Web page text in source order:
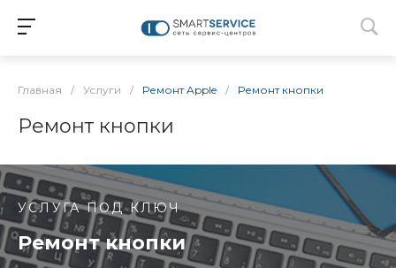
Главная / Услуги / Ремонт Apple / Ремонт кнопки
Ремонт кнопки
УСЛУГА ПОД КЛЮЧ
Ремонт кнопки